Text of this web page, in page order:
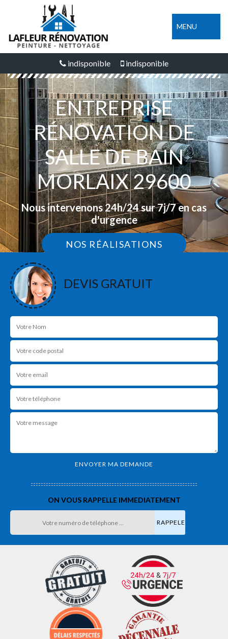
MENU
indisponible indisponible
ENTREPRISE
RÉNOVATION DE
SALLE DE BAIN
MORLAIX 29600
Nous intervenons 24h/24 sur 7j/7 en cas
d'urgence
NOS RÉALISATIONS
DEVIS GRATUIT
ON VOUS RAPPELLE IMMEDIATEMENT